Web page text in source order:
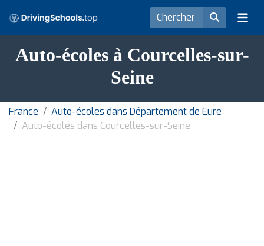
Auto-écoles à Courcelles-sur-
Seine
France
Auto-écoles dans Département de Eure
Auto-écoles dans Courcelles-sur-Seine